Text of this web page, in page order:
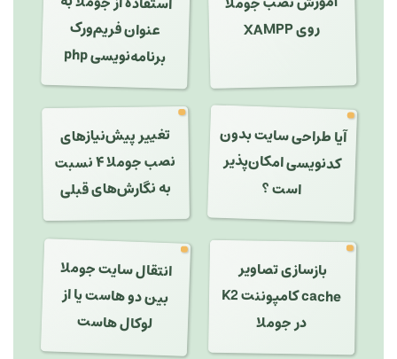
روی XAMPP عنوان فریم‌ورک
برنامه‌نویسی php
آیا طراحی سایت بدون
کدنویسی امکان‌پذیر
است ؟
تغییر پیش‌نیازهای
نصب جوملا ۴ نسبت
به نگارش‌های قبلی
بازسازی تصاویر
cache کامپوننت K2
در جوملا
انتقال سایت جوملا
بین دو هاست یا از
لوکال هاست